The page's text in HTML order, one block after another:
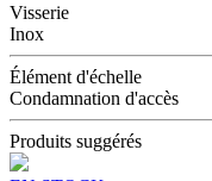
Visserie
Inox
Élément d'échelle
Condamnation d'accès
Produits suggérés